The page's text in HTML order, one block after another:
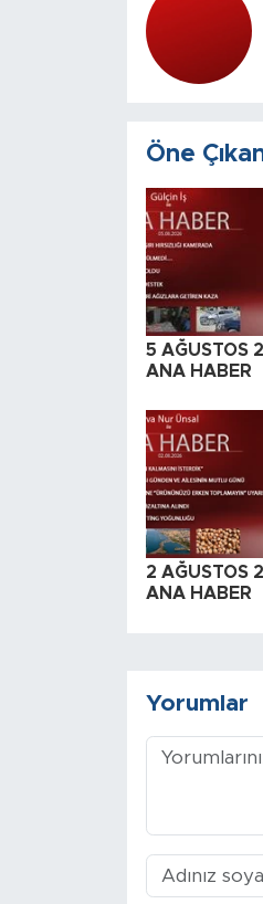
Öne
5 AĞUSTOS
ANA HABER
2 AĞUSTOS
ANA HABER
Yorumlar